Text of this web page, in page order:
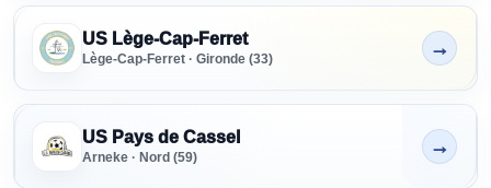
US Lège-Cap-Ferret
Lège-Cap-Ferret · Gironde (33)
Non indiqué
→
US Pays de Cassel
Arneke · Nord (59)
Non indiqué
→